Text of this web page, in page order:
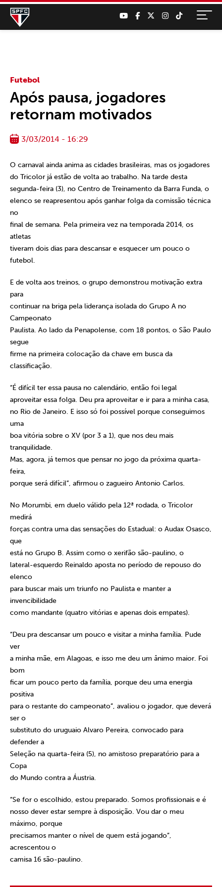
Futebol
Após pausa, jogadores
retornam motivados
3/03/2014 - 16:29
O carnaval ainda anima as cidades brasileiras, mas os jogadores
do Tricolor já estão de volta ao trabalho. Na tarde desta
segunda-feira (3), no Centro de Treinamento da Barra Funda, o
elenco se reapresentou após ganhar folga da comissão técnica
no
final de semana. Pela primeira vez na temporada 2014, os
atletas
tiveram dois dias para descansar e esquecer um pouco o
futebol.
E de volta aos treinos, o grupo demonstrou motivação extra
para
continuar na briga pela liderança isolada do Grupo A no
Campeonato
Paulista. Ao lado da Penapolense, com 18 pontos, o São Paulo
segue
firme na primeira colocação da chave em busca da
classificação.
“É difícil ter essa pausa no calendário, então foi legal
aproveitar essa folga. Deu pra aproveitar e ir para a minha casa,
no Rio de Janeiro. E isso só foi possível porque conseguimos
uma
boa vitória sobre o XV (por 3 a 1), que nos deu mais
tranquilidade.
Mas, agora, já temos que pensar no jogo da próxima quarta-
feira,
porque será difícil”, afirmou o zagueiro Antonio Carlos.
No Morumbi, em duelo válido pela 12ª rodada, o Tricolor
medirá
forças contra uma das sensações do Estadual: o Audax Osasco,
que
está no Grupo B. Assim como o xerifão são-paulino, o
lateral-esquerdo Reinaldo aposta no período de repouso do
elenco
para buscar mais um triunfo no Paulista e manter a
invencibilidade
como mandante (quatro vitórias e apenas dois empates).
“Deu pra descansar um pouco e visitar a minha família. Pude
ver
a minha mãe, em Alagoas, e isso me deu um ânimo maior. Foi
bom
ficar um pouco perto da família, porque deu uma energia
positiva
para o restante do campeonato”, avaliou o jogador, que deverá
ser o
substituto do uruguaio Alvaro Pereira, convocado para
defender a
Seleção na quarta-feira (5), no amistoso preparatório para a
Copa
do Mundo contra a Áustria.
“Se for o escolhido, estou preparado. Somos profissionais e é
nosso dever estar sempre à disposição. Vou dar o meu
máximo, porque
precisamos manter o nível de quem está jogando”,
acrescentou o
camisa 16 são-paulino.